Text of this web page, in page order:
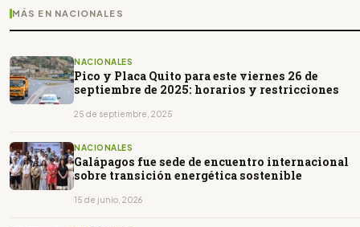
MÁS EN NACIONALES
NACIONALES
Pico y Placa Quito para este viernes 26 de
septiembre de 2025: horarios y restricciones
25 de septiembre, 2025
NACIONALES
Galápagos fue sede de encuentro internacional
sobre transición energética sostenible
15 de junio, 2026